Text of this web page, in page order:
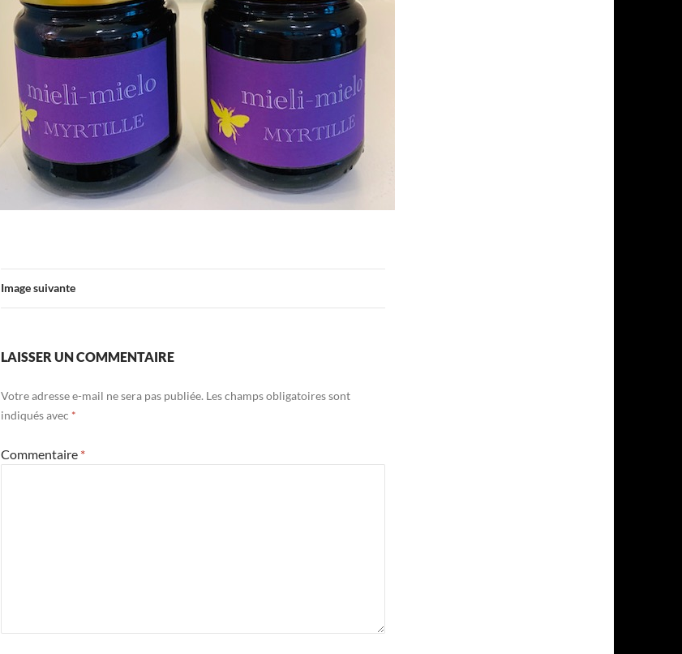
Image suivante
LAISSER UN COMMENTAIRE
Votre adresse e-mail ne sera pas publiée. Les champs obligatoires sont
indiqués avec *
Commentaire *